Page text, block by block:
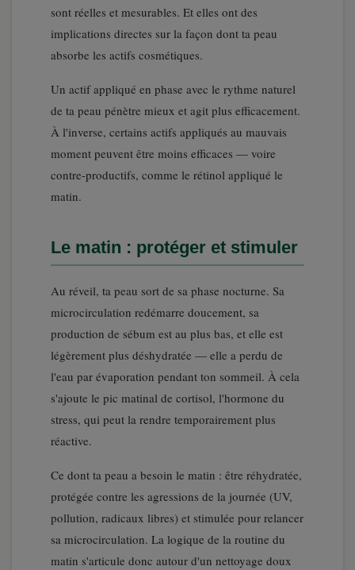
sont réelles et mesurables. Et elles ont des
implications directes sur la façon dont ta peau
absorbe les actifs cosmétiques.
Un actif appliqué en phase avec le rythme naturel
de ta peau pénètre mieux et agit plus efficacement.
À l'inverse, certains actifs appliqués au mauvais
moment peuvent être moins efficaces — voire
contre-productifs, comme le rétinol appliqué le
matin.
Le matin : protéger et stimuler
Au réveil, ta peau sort de sa phase nocturne. Sa
microcirculation redémarre doucement, sa
production de sébum est au plus bas, et elle est
légèrement plus déshydratée — elle a perdu de
l'eau par évaporation pendant ton sommeil. À cela
s'ajoute le pic matinal de cortisol, l'hormone du
stress, qui peut la rendre temporairement plus
réactive.
Ce dont ta peau a besoin le matin : être réhydratée,
protégée contre les agressions de la journée (UV,
pollution, radicaux libres) et stimulée pour relancer
sa microcirculation. La logique de la routine du
matin s'articule donc autour d'un nettoyage doux